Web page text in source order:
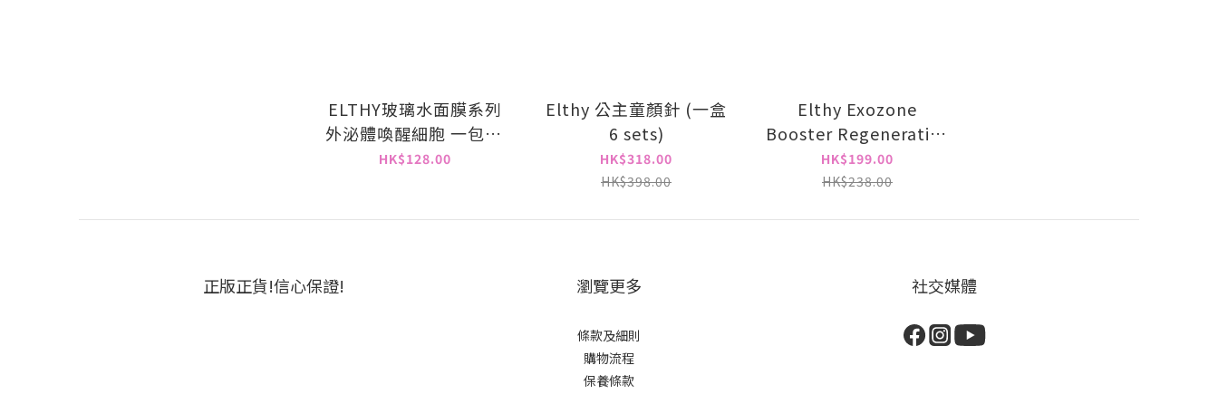
ELTHY玻璃水面膜系列
外泌體喚醒細胞 一包10
片
HK$128.00
Elthy 公主童顏針 (一盒
6 sets)
HK$318.00
HK$398.00
Elthy Exozone
Booster Regenerative
Face Mask1000+素顏
水晶針（10片套）
HK$199.00
HK$238.00
正版正貨!信心保證! 瀏覽更多
條款及細則
購物流程
保養條款
社交媒體